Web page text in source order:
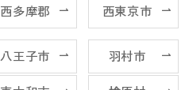
西多摩郡 西東京市
八王子市 羽村市